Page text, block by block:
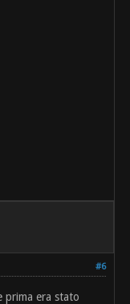
#6
prima era stato